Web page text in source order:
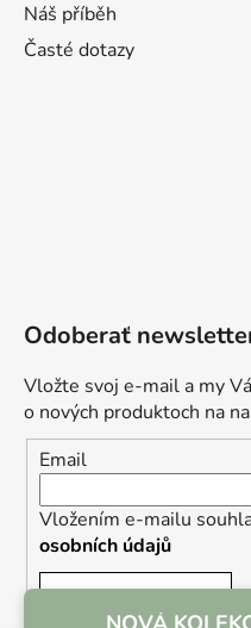
Náš příběh
Časté dotazy
Odoberať
Vložte svoj e-mail a my
o nových produktoch na
Email
Vložením e-mailu
osobních údajů